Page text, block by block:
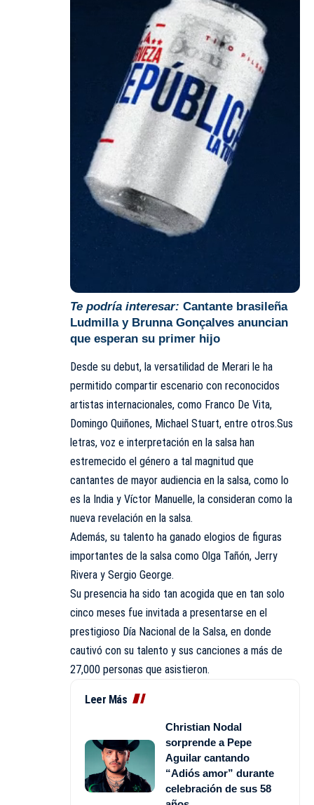
Te podría interesar: Cantante brasileña
Ludmilla y Brunna Gonçalves anuncian
que esperan su primer hijo
Desde su debut, la versatilidad de Merari le ha
permitido compartir escenario con reconocidos
artistas internacionales, como Franco De Vita,
Domingo Quiñones, Michael Stuart, entre otros.Sus
letras, voz e interpretación en la salsa han
estremecido el género a tal magnitud que
cantantes de mayor audiencia en la salsa, como lo
es la India y Víctor Manuelle, la consideran como la
nueva revelación en la salsa.
Además, su talento ha ganado elogios de figuras
importantes de la salsa como Olga Tañón, Jerry
Rivera y Sergio George.
Su presencia ha sido tan acogida que en tan solo
cinco meses fue invitada a presentarse en el
prestigioso Día Nacional de la Salsa, en donde
cautivó con su talento y sus canciones a más de
27,000 personas que asistieron.
Leer Más
Christian Nodal
sorprende a Pepe
Aguilar cantando
“Adiós amor” durante
celebración de sus 58